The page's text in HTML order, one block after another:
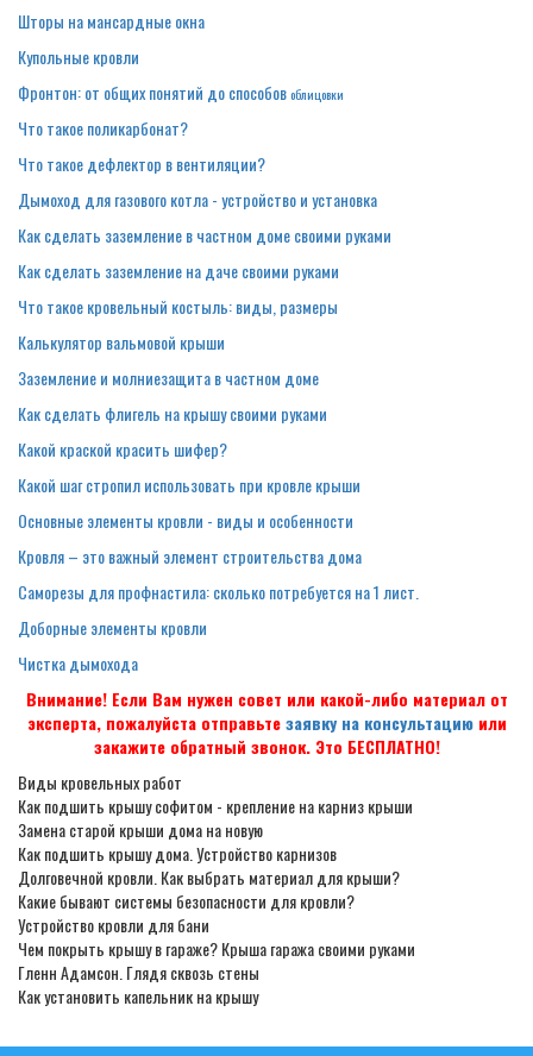
Шторы на мансардные окна
Купольные кровли
Фронтон: от общих понятий до способовоблицовки
Что такое поликарбонат?
Что такое дефлектор в вентиляции?
Дымоход для газового котла - устройство и установка
Как сделать заземление в частном доме своими руками
Как сделать заземление на даче своими руками
Что такое кровельный костыль: виды, размеры
Калькулятор вальмовой крыши
Заземление и молниезащита в частном доме
Как сделать флигель на крышу своими руками
Какой краской красить шифер?
Какой шаг стропил использовать при кровле крыши
Основные элементы кровли - виды и особенности
Кровля – это важный элемент строительства дома
Саморезы для профнастила: сколько потребуется на 1 лист.
Доборные элементы кровли
Чистка дымохода
Внимание! Если Вам нужен совет или какой-либо материал от
эксперта, пожалуйста отправьтезаявку на консультациюили
закажите обратный звонок. Это БЕСПЛАТНО!
Виды кровельных работ
Как подшить крышу софитом - крепление на карниз крыши
Замена старой крыши дома на новую
Как подшить крышу дома. Устройство карнизов
Долговечной кровли. Как выбрать материал для крыши?
Какие бывают системы безопасности для кровли?
Устройство кровли для бани
Чем покрыть крышу в гараже? Крыша гаража своими руками
Гленн Адамсон. Глядя сквозь стены
Как установить капельник на крышу